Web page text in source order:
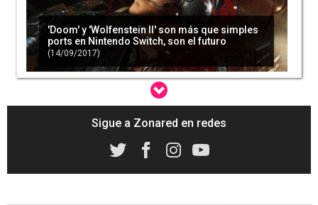
'Doom' y 'Wolfenstein II' son más que simples
ports en Nintendo Switch, son el futuro
(14/09/2017)
'Wolfenstein' y otras franquicias de Bethesda
podrían llegar a móviles
(02/11/2017)
Sigue a Zonared en redes